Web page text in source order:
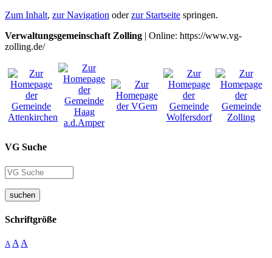
Zum Inhalt, zur Navigation oderzur Startseite springen.
Verwaltungsgemeinschaft Zolling | Online: https://www.vg-
zolling.de/
VG Suche
suchen
Schriftgröße
A A A